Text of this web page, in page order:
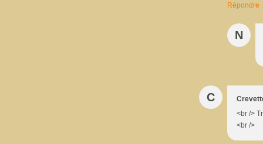
Répondre
N
C
<br />
<br />